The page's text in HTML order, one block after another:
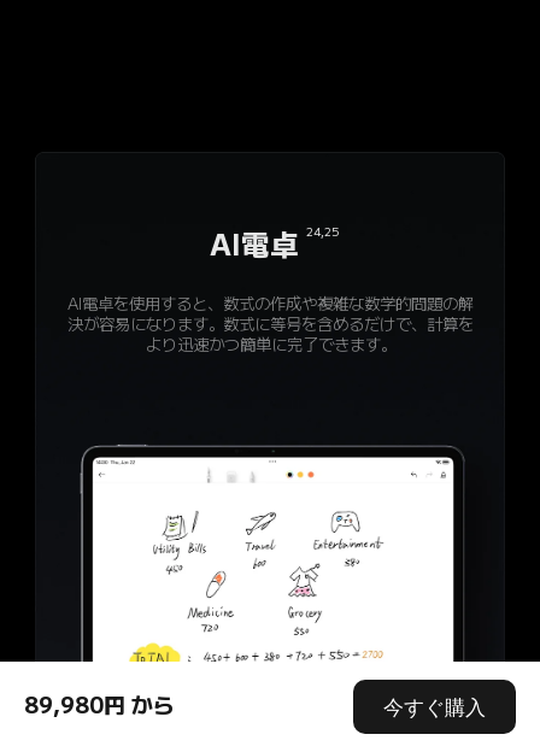
89,980円 から 今すぐ購入
AIアート 19
Xiaomiの最も先進的な独自のAIGCとクラウドコンピュ
ーティングテクノロジーにより、ユーザーのスケッチが
数秒で芸術的な作品に生まれ変わります。
AI文章作成 20,21
「メモ」で思考を深め、「SNS」でよりスマートなチャッ
トを。
あらゆるアプリで執筆クオリティを向上。AIがアイデア出
しから要約、トーンの調整まで、シームレスにサポートし
AI通訳 22,23
自由なコミュニケーションで、世界とつながる。
言語の自動検知とリアルタイム翻訳が対面での会話をサポ
ート。言葉の壁を越え、ボーダーレスでスムーズな対話を
実現します。
AI電卓 24,25
AI電卓を使用すると、数式の作成や複雑な数学的問題の解
決が容易になります。数式に等号を含めるだけで、計算を
より迅速かつ簡単に完了できます。